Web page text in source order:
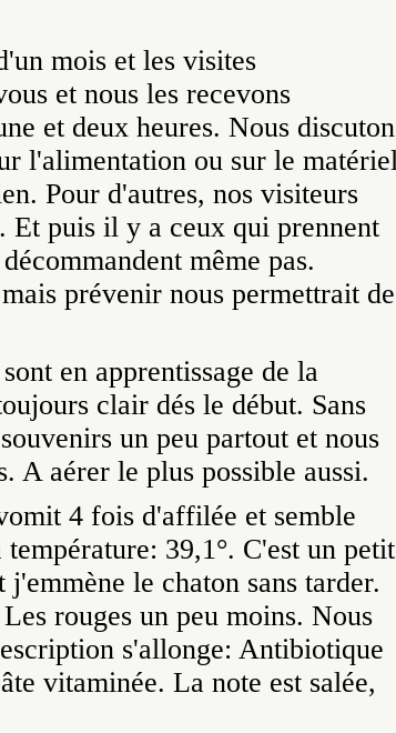
mois et les visites
et nous les recevons
et deux heures. Nous
l'alimentation ou sur le
Pour d'autres, nos visiteurs
Et puis il y a ceux qui prennent
même pas.
prévenir nous permettrait de
en apprentissage de la
clair dés le début. Sans
un peu partout et nous
A aérer le plus possible aussi.
4 fois d'affilée et semble
39,1°. C'est un petit
le chaton sans tarder.
rouges un peu moins. Nous
s'allonge: Antibiotique
vitaminée. La note est salée,